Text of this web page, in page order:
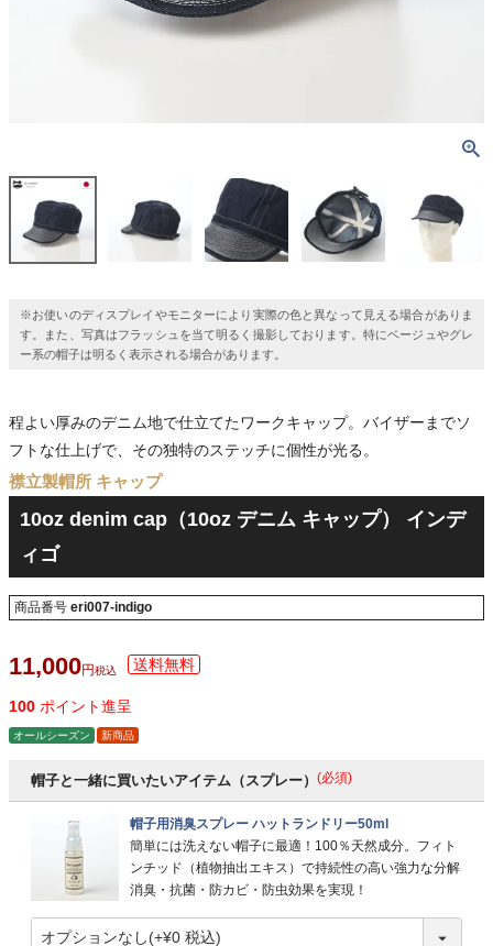
※お使いのディスプレイやモニターにより実際の色と異なって見える場合がありま
す。また、写真はフラッシュを当て明るく撮影しております。特にベージュやグレ
ー系の帽子は明るく表示される場合があります。
程よい厚みのデニム地で仕立てたワークキャップ。バイザーまでソ
フトな仕上げで、その独特のステッチに個性が光る。
襟立製帽所 キャップ
10oz denim cap（10oz デニム キャップ） インデ
ィゴ
商品番号 eri007-indigo
11,000 税込
100 ポイント進呈
オールシーズン 新商品
帽子と一緒に買いたいアイテム（スプレー） (必須)
帽子用消臭スプレー ハットランドリー50ml
簡単には洗えない帽子に最適！100％天然成分。フィト
ンチッド（植物抽出エキス）で持続性の高い強力な分解
消臭・抗菌・防カビ・防虫効果を実現！